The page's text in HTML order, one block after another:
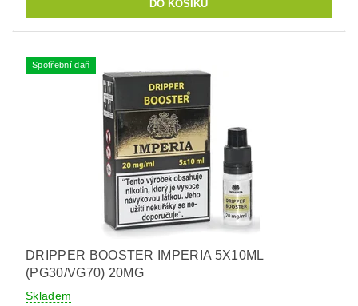
Spotřební daň
DRIPPER BOOSTER IMPERIA 5X10ML
(PG30/VG70) 20MG
Skladem